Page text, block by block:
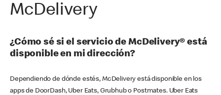
McDelivery
¿Cómo sé si el servicio de McDelivery® está
disponible en mi dirección?
Dependiendo de dónde estés, McDelivery está disponible en los
apps de DoorDash, Uber Eats, Grubhub o Postmates. Uber Eats